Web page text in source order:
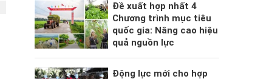
Đề xuất hợp nhất 4
Chương trình mục tiêu
quốc gia: Nâng cao hiệu
quả nguồn lực
Động lực mới cho hợp